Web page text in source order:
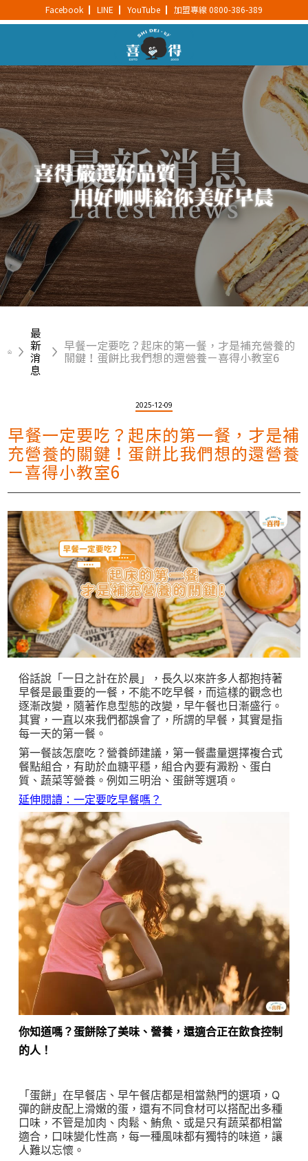
最
新
消
息
早餐一定要吃？起床的第一餐，才是補充營養的
關鍵！蛋餅比我們想的還營養－喜得小教室6
2025-12-09
早餐一定要吃？起床的第一餐，才是補
充營養的關鍵！蛋餅比我們想的還營養
－喜得小教室6
俗話說「一日之計在於晨」，長久以來許多人都抱持著
早餐是最重要的一餐，不能不吃早餐，而這樣的觀念也
逐漸改變，隨著作息型態的改變，早午餐也日漸盛行。
其實，一直以來我們都誤會了，所謂的早餐，其實是指
每一天的第一餐。
第一餐該怎麼吃？營養師建議，第一餐盡量選擇複合式
餐點組合，有助於血糖平穩，組合內要有澱粉、蛋白
質、蔬菜等營養。例如三明治、蛋餅等選項。
延伸閱讀：一定要吃早餐嗎？
你知道嗎？蛋餅除了美味、營養，還適合正在飲食控制
的人！
「蛋餅」在早餐店、早午餐店都是相當熱門的選項，Q
彈的餅皮配上滑嫩的蛋，還有不同食材可以搭配出多種
口味，不管是加肉、肉鬆、鮪魚、或是只有蔬菜都相當
適合，口味變化性高，每一種風味都有獨特的味道，讓
人難以忘懷。
Facebook LINE YouTube 加盟專線 0800-386-389